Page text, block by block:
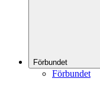
Förbundet
Förbundet